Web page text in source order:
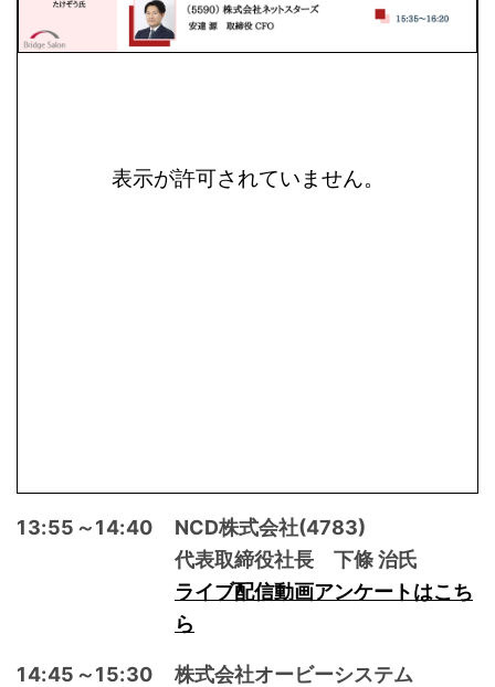
13:55～14:40
NCD株式会社(4783)
代表取締役社長 下條 治氏
ライブ配信動画アンケートはこち
ら
14:45～15:30
株式会社オービーシステム